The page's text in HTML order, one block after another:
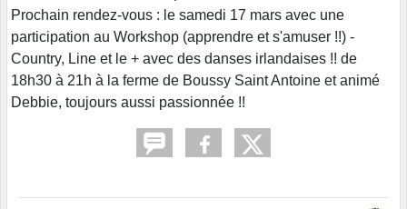
Prochain rendez-vous : le samedi 17 mars avec une
participation au Workshop (apprendre et s'amuser !!) -
Country, Line et le + avec des danses irlandaises !! de
18h30 à 21h à la ferme de Boussy Saint Antoine et animé
Debbie, toujours aussi passionnée !!